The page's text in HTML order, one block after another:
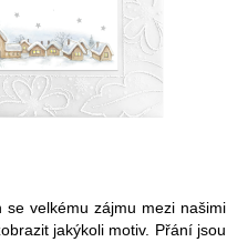
velkému zájmu mezi našimi
jakýkoli motiv. Přání jsou